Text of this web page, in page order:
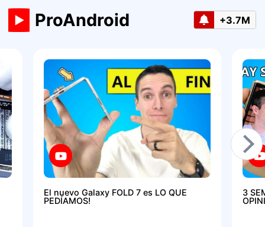
ProAndroid +3.7M
El nuevo Galaxy FOLD 7 es LO QUE
PEDÍAMOS!
3